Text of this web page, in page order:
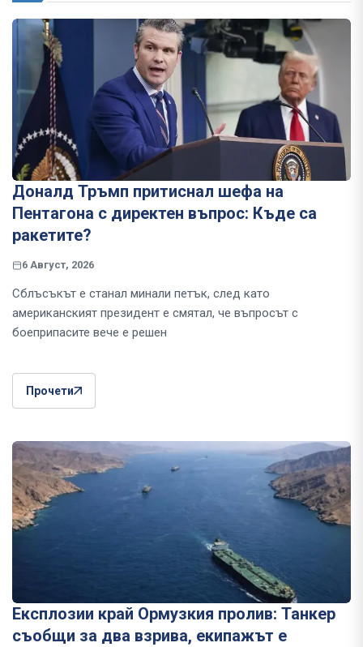
Доналд Тръмп притиснал шефа на
Пентагона с директен въпрос: Къде са
ракетите?
6 Август, 2026
Сблъсъкът е станал минали петък, след като
американският президент е смятал, че въпросът с
боеприпасите вече е решен
Прочети
Експлозии край Ормузкия пролив: Танкер
съобщи за два взрива, екипажът е